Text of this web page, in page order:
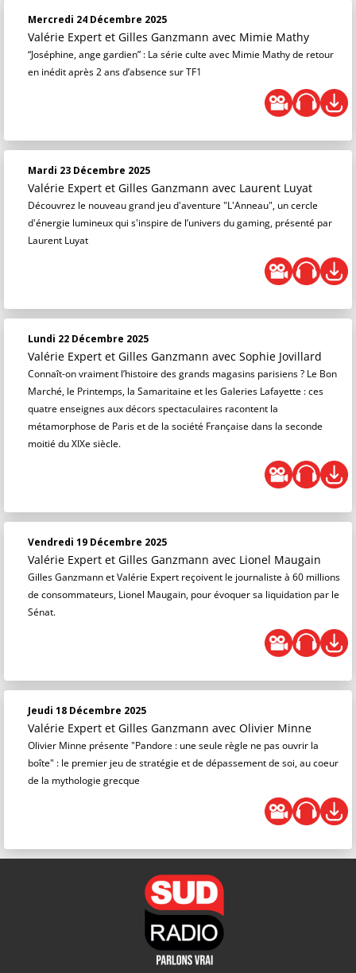
Mercredi 24 Décembre 2025
Valérie Expert et Gilles Ganzmann avec Mimie Mathy
“Joséphine, ange gardien” : La série culte avec Mimie Mathy de retour
en inédit après 2 ans d’absence sur TF1
Mardi 23 Décembre 2025
Valérie Expert et Gilles Ganzmann avec Laurent Luyat
Découvrez le nouveau grand jeu d'aventure "L'Anneau", un cercle
d'énergie lumineux qui s'inspire de l’univers du gaming, présenté par
Laurent Luyat
Lundi 22 Décembre 2025
Valérie Expert et Gilles Ganzmann avec Sophie Jovillard
Connaît-on vraiment l’histoire des grands magasins parisiens ? Le Bon
Marché, le Printemps, la Samaritaine et les Galeries Lafayette : ces
quatre enseignes aux décors spectaculaires racontent la
métamorphose de Paris et de la société Française dans la seconde
moitié du XIXe siècle.
Vendredi 19 Décembre 2025
Valérie Expert et Gilles Ganzmann avec Lionel Maugain
Gilles Ganzmann et Valérie Expert reçoivent le journaliste à 60 millions
de consommateurs, Lionel Maugain, pour évoquer sa liquidation par le
Sénat.
Jeudi 18 Décembre 2025
Valérie Expert et Gilles Ganzmann avec Olivier Minne
Olivier Minne présente "Pandore : une seule règle ne pas ouvrir la
boîte" : le premier jeu de stratégie et de dépassement de soi, au coeur
de la mythologie grecque